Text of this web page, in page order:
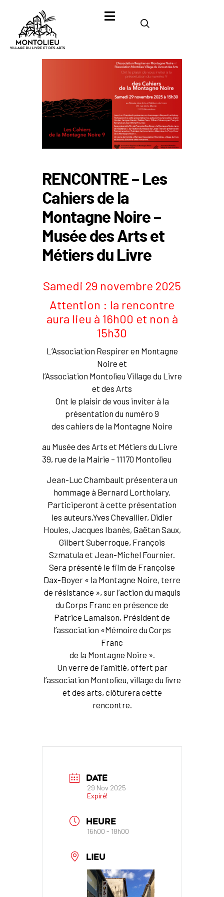
RENCONTRE – Les
Cahiers de la
Montagne Noire –
Musée des Arts et
Métiers du Livre
Samedi 29 novembre 2025
Attention : la rencontre
aura lieu à 16h00 et non à
15h30
L’Association Respirer en Montagne
Noire et
l’Association Montolieu Village du Livre
et des Arts
Ont le plaisir de vous inviter à la
présentation du numéro 9
des cahiers de la Montagne Noire
au Musée des Arts et Métiers du Livre
39, rue de la Mairie – 11170 Montolieu
Jean-Luc Chambault présentera un
hommage à Bernard Lortholary.
Participeront à cette présentation
les auteurs,Yves Chevallier, Didier
Houles, Jacques Ibanès, Gaëtan Saux,
Gilbert Suberroque, François
Szmatula et Jean-Michel Fournier.
Sera présenté le film de Françoise
Dax-Boyer « la Montagne Noire, terre
de résistance », sur l’action du maquis
du Corps Franc en présence de
Patrice Lamaison, Président de
l’association «Mémoire du Corps
Franc
de la Montagne Noire ».
Un verre de l’amitié, offert par
l’association Montolieu, village du livre
et des arts, clôturera cette
rencontre.
DATE
29 Nov 2025
Expiré!
HEURE
16h00 - 18h00
LIEU